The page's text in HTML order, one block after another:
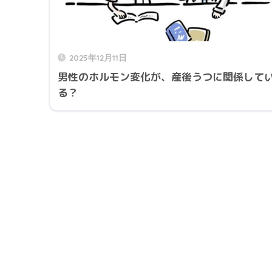
2025年12月11日
男性のホルモン変化が、産後うつに関係して
る？